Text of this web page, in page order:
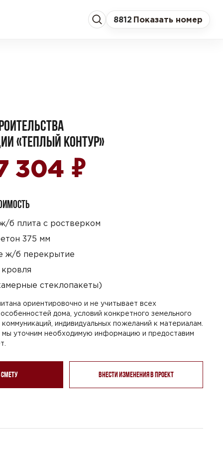
8812 Показать номер
«ТЕПЛЫЙ КОНТУР»
304 ₽
б плита с ростверком
375 мм
ж/б перекрытие
стеклопакеты)
ориентировочно и не учитывает всех
дома, условий конкретного земельного
коммуникаций, индивидуальных пожеланий к материалам.
мы уточним необходимую информацию и предоставим
смету Внести изменения в проект